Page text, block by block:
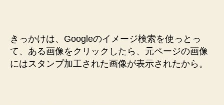
きっかけは、Googleのイメージ検索を使っとっ
て、ある画像をクリックしたら、元ページの画像
にはスタンプ加工された画像が表示されたから。